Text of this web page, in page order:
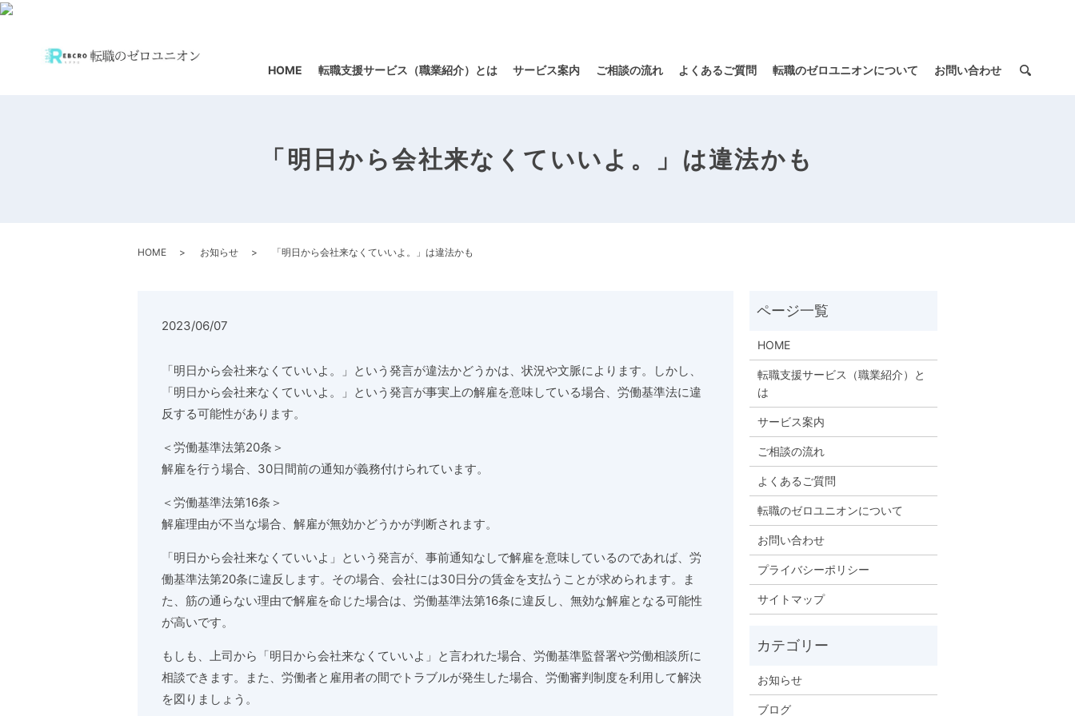
HOME 転職支援サービス（職業紹介）とは サービス案内 ご相談の流れ よくあるご質問 転職のゼロユニオンについて お問い合わせ
「明日から会社来なくていいよ。」は違法かも
HOME お知らせ 「明日から会社来なくていいよ。」は違法かも
2023/06/07
「明日から会社来なくていいよ。」という発言が違法かどうかは、状況や文脈によります。しかし、
「明日から会社来なくていいよ。」という発言が事実上の解雇を意味している場合、労働基準法に違
反する可能性があります。
＜労働基準法第20条＞
解雇を行う場合、30日間前の通知が義務付けられています。
＜労働基準法第16条＞
解雇理由が不当な場合、解雇が無効かどうかが判断されます。
「明日から会社来なくていいよ」という発言が、事前通知なしで解雇を意味しているのであれば、労
働基準法第20条に違反します。その場合、会社には30日分の賃金を支払うことが求められます。ま
た、筋の通らない理由で解雇を命じた場合は、労働基準法第16条に違反し、無効な解雇となる可能性
が高いです。
もしも、上司から「明日から会社来なくていいよ」と言われた場合、労働基準監督署や労働相談所に
相談できます。また、労働者と雇用者の間でトラブルが発生した場合、労働審判制度を利用して解決
を図りましょう。
HOME
転職支援サービス（職業紹介）と
は
サービス案内
ご相談の流れ
よくあるご質問
転職のゼロユニオンについて
お問い合わせ
プライバシーポリシー
サイトマップ
お知らせ
ブログ